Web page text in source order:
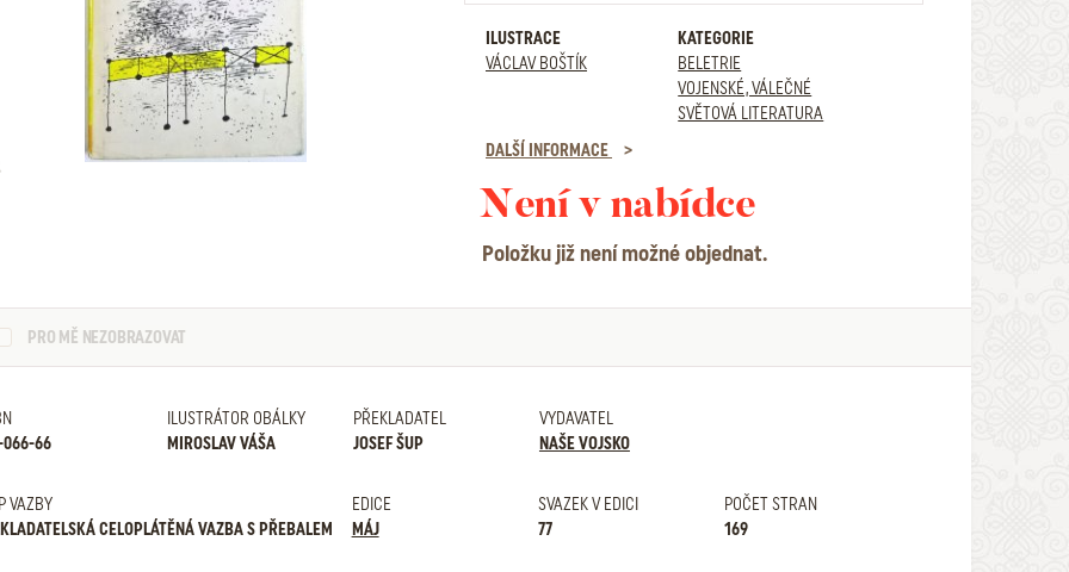
ILUSTRACE
VÁCLAV BOŠTÍK
KATEGORIE
BELETRIE
VOJENSKÉ, VÁLEČNÉ
SVĚTOVÁ LITERATURA
DALŠÍ INFORMACE
Není v nabídce
Položku již není možné objednat.
PRO MĚ NEZOBRAZOVAT
066-66
ILUSTRÁTOR OBÁLKY
MIROSLAV VÁŠA
PŘEKLADATEL
JOSEF ŠUP
VYDAVATEL
NAŠE VOJSKO
VAZBY
CELOPLÁTĚNÁ VAZBA S PŘEBALEM
EDICE
MÁJ
SVAZEK V EDICI
77
POČET STRAN
169